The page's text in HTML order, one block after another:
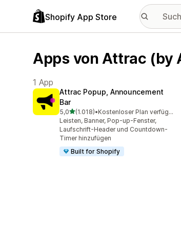
Shopify App Store
Apps von Attrac (by
1 App
Attrac Popup, Announcement
Bar
5,0von 5 Sternen
(1.018)
1018 Rezensionen insgesamt
•
Kostenloser Plan verfügbar
Leisten, Banner, Pop-up-Fenster,
Laufschrift-Header und Countdown-
Timer hinzufügen
Built for Shopify